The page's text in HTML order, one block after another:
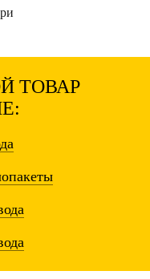
ТОВАР